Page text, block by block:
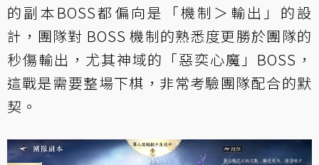
的副本BOSS都偏向是「機制＞輸出」的設
計，團隊對 BOSS 機制的熟悉度更勝於團隊的
秒傷輸出，尤其神域的「惡奕心魔」BOSS，
這戰是需要整場下棋，非常考驗團隊配合的默
契。